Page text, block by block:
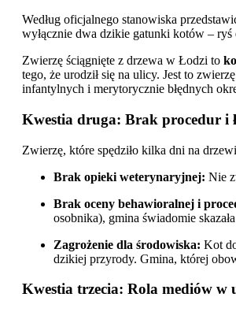
Według oficjalnego stanowiska
wyłącznie dwa dzikie gatunki kotów –
Zwierzę ściągnięte z drzewa w Łodzi to
tego, że urodził się na ulicy. Jest to
infantylnych i merytorycznie błędnych
Kwestia druga: Brak procedur i
Zwierzę, które spędziło kilka dni na
Brak opieki weterynaryjnej: Nie
Brak oceny behawioralnej i
osobnika), gmina świadomie
Zagrożenie dla środowiska: Kot
dzikiej przyrody. Gmina, której
Kwestia trzecia: Rola mediów